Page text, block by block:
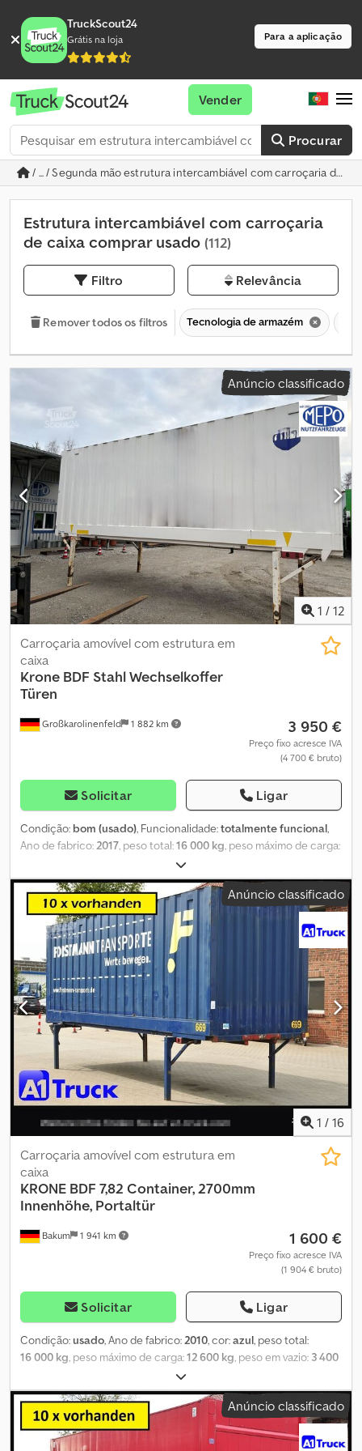
TruckScout24
Grátis na loja Para a aplicação
Procurar
Vender
/ ... / Segunda mão estrutura intercambiável com carroçaria de
Estrutura intercambiável com carroçaria
de caixa comprar usado (112)
Filtro Relevância
Remover todos os filtros Tecnologia de armazém
Anúncio classificado
1 / 12
Großkarolinenfeld 1 882 km
Carroçaria amovível com estrutura em
caixa
Krone BDF Stahl Wechselkoffer
Türen
3 950 €
Preço fixo acresce IVA
(4 700 € bruto)
Solicitar Ligar
Condição: bom (usado), Funcionalidade:totalmente funcional,
Ano de fabrico:2017, peso total:16 000 kg, peso máximo de carga:
2 860 kg
2 480 mm, comprimento do espaço de carga:7 300 mm, altura do
espaço de carga:2 520 mm, CONCESSIONÁRIO ALEMÃO oferece:
Krone BDF contentor móvel Ano de fabrico 11 / 2017 16.000 kg PBV
Cjdpszrignofx Ahuerf 2.860 kg tara Guindastável Fixações duplas
Portas traseiras Pés telescópicos Interior: 7300x2480x2520 mm
Rotulagem apenas em película Vários contentores móveis e
reboques disponíveis em stock! ##### POR FAVOR, LIGUE – NÃO
ENVIE EMAIL! ##### ENTREGA DISPONÍVEL EM TODA A
ALEMANHA! MEPO VEÍCULOS INDUSTRIAIS ENTREGA DESDE 1983!
VISITA APENAS COM MARCAÇÃO! #####
Anúncio classificado
1 / 16
Bakum 1 941 km
Carroçaria amovível com estrutura em
caixa
KRONE BDF 7,82 Container, 2700mm
Innenhöhe, Portaltür
1 600 €
Preço fixo acresce IVA
(1 904 € bruto)
Solicitar Ligar
Condição:usado, Ano de fabrico: 2010, cor:azul, peso total:
16 000 kg , peso máximo de carga:12 600 kg , peso em vazio: 3 400
, volume do espaço de carga:51 m³
carga:2 480 mm, comprimento do espaço de carga:7 700 mm,
altura do espaço de carga:
2 700 mm , primeira matrícula:06/2010,
configuração de eixo:2 eixos , comprimento total: 7 700 mm,
cabina do condutor:
, classe de emissão:nenhum,
Anúncio classificado